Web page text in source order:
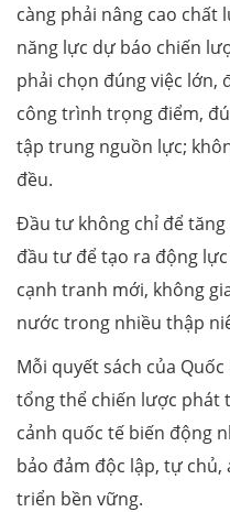
càng phải nâng cao chất
năng lực dự báo chiến
phải chọn đúng việc lớn,
công trình trọng điểm,
tập trung nguồn lực;
đều.
Đầu tư không chỉ để
đầu tư để tạo ra động
cạnh tranh mới, không
nước trong nhiều thập
Mỗi quyết sách của
tổng thể chiến lược phát
cảnh quốc tế biến động
bảo đảm độc lập, tự
triển bền vững.